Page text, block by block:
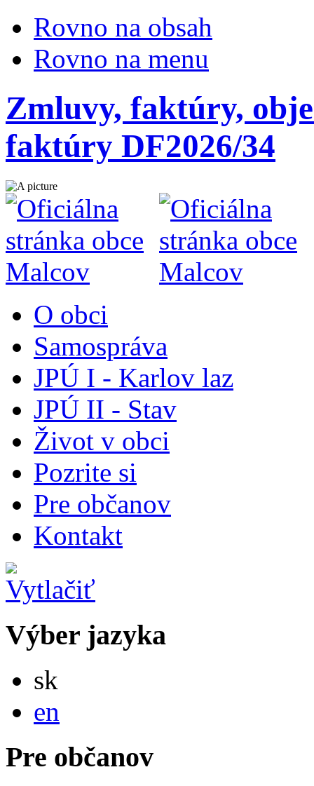
Rovno na obsah
Rovno na menu
Zmluvy, faktúry,
faktúry DF2026/34
O obci
Samospráva
JPÚ I - Karlov laz
JPÚ II - Stav
Život v obci
Pozrite si
Pre občanov
Kontakt
Výber jazyka
sk
en
Pre občanov